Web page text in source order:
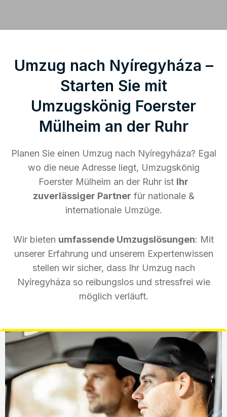
Umzug nach Nyíregyháza –
Starten Sie mit
Umzugskönig Foerster
Mülheim an der Ruhr
Planen Sie einen Umzug nach Nyíregyháza? Egal
wo die neue Adresse liegt, Umzugskönig
Foerster Mülheim an der Ruhr ist Ihr
zuverlässiger Partner für nationale &
internationale Umzüge.
Wir bieten umfassende Umzugslösungen: Mit
unserer Erfahrung und unserem Expertenwissen
stellen wir sicher, dass Ihr Umzug nach
Nyíregyháza so reibungslos und stressfrei wie
möglich verläuft.